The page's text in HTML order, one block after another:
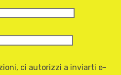
ci autorizzi a inviarti e-